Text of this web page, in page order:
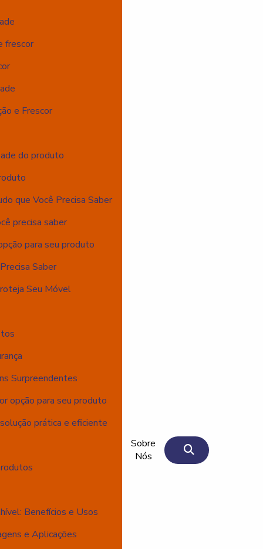
frescor
e Frescor
do produto
que Você Precisa Saber
precisa saber
para seu produto
Saber
Seu Móvel
Surpreendentes
opção para seu produto
prática e eficiente
Benefícios e Usos
e Aplicações
Sobre
Nós